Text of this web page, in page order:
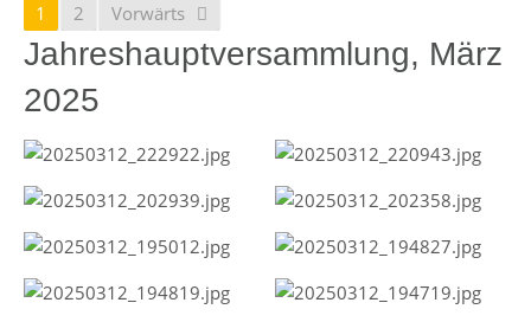
1 2 Vorwärts
Jahreshauptversammlung, März
2025